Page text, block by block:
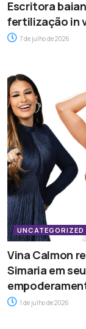
Escritora
fertilização in
7 de julho de 2026
UNCATEGORIZED
Vina Calmon
Simaria em
1 de julho de 2026